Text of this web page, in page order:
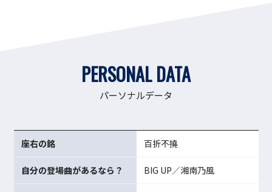
PERSONAL DATA
パーソナルデータ
座右の銘 百折不撓
自分の登場曲があるなら？ BIG UP／湘南乃風